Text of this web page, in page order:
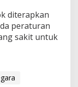
diterapkan
peraturan
sakit untuk